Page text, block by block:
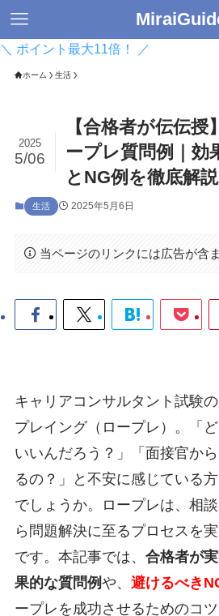
＼ ポイント最大11倍！ ／
ホーム 生活
【合格者が伝伝
ープレ質問例｜効
とNG例を徹底解説
2025
5/06
生活 2025年5月6日
当ページのリンクには広告が含
キャリアコンサルタント試験
プレイング（ロープレ）。「
いいんだろう？」「面接官か
るの？」と不安に感じている
でしょうか。ロープレは、相
ら問題解決に至るプロセスを
です。本記事では、 合格者が
果的な質問例や、 避けるべき
ープレを成功させるためのコ